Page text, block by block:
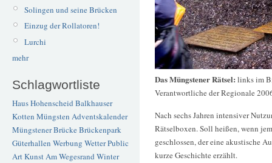
Solingen und seine Brücken
Einzug der Rollatoren!
Lurchi
mehr
Schlagwortliste
Haus Hohenscheid Balkhauser
Kotten Müngsten Adventskalender
Müngstener BrückeBrückenpark
Güterhallen Werbung WetterPublic
ArtKunstAm Wegesrand Winter
Das Müngstener Rätsel: links im
Verantwortliche der Regionale
Nach sechs Jahren intensiver
Rätselboxen. Soll heißen, wenn
geschlossen, der eine akustische
kurze Geschichte erzählt.